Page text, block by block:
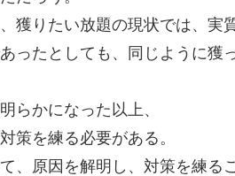
獲りたい放題の現状では、実
ったとしても、同じように獲
らかになった以上、
策を練る必要がある。
、原因を解明し、対策を練る